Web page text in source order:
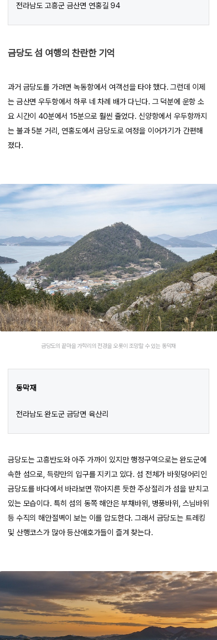
전라남도 고흥군 금산면 연홍길 94
금당도 섬 여행의 찬란한 기억
과거 금당도를 가려면 녹동항에서 여객선을 타야 했다. 그런데 이제
는 금산면 우두항에서 하루 네 차례 배가 다닌다. 그 덕분에 운항 소
요 시간이 40분에서 15분으로 훨씬 줄었다. 신양항에서 우두항까지
는 불과 5분 거리, 연홍도에서 금당도로 여정을 이어가기가 간편해
졌다.​
금당도의 끝마을 가학리의 전경을 오롯이 조망할 수 있는 동막재
동막재
전라남도 완도군 금당면 육산리
금당도는 고흥반도와 아주 가까이 있지만 행정구역으로는 완도군에
속한 섬으로, 득량만의 입구를 지키고 있다. 섬 전체가 바윗덩어리인
금당도를 바다에서 바라보면 깎아지른 듯한 주상절리가 섬을 받치고
있는 모습이다. 특히 섬의 동쪽 해안은 부채바위, 병풍바위, 스님바위
등 수직의 해안절벽이 보는 이를 압도한다. 그래서 금당도는 트레킹
및 산행코스가 많아 등산애호가들이 즐겨 찾는다.